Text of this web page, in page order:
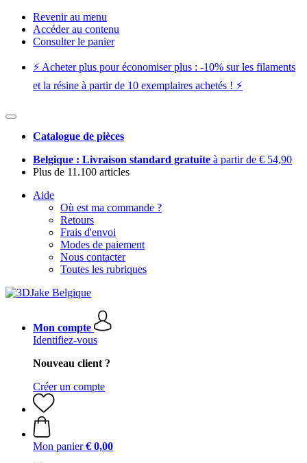
Revenir au menu
Accéder au contenu
Consulter le panier
⚡️ Acheter plus pour économiser plus : -10% sur les filaments
et la résine à partir de 10 exemplaires achetés ! ⚡️
Catalogue de pièces
Belgique : Livraison standard gratuite à partir de € 54,90
Plus de 11.100 articles
Aide
Où est ma commande ?
Retours
Frais d'envoi
Modes de paiement
Nous contacter
Toutes les rubriques
Mon compte
Identifiez-vous
Nouveau client ?
Créer un compte
Mon panier € 0,00